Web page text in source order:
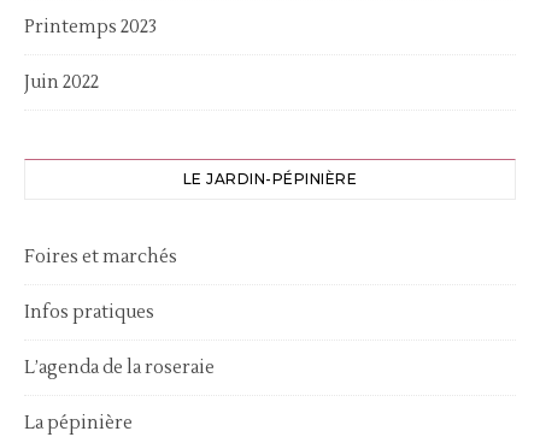
Printemps 2023
Juin 2022
LE JARDIN-PÉPINIÈRE
Foires et marchés
Infos pratiques
L’agenda de la roseraie
La pépinière